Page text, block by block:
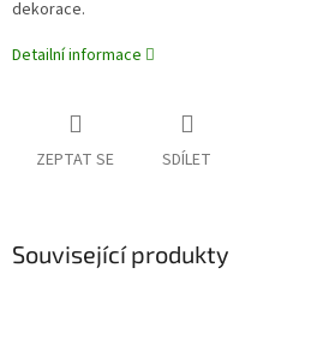
dekorace.
Detailní informace
ZEPTAT SE SDÍLET
Související produkty